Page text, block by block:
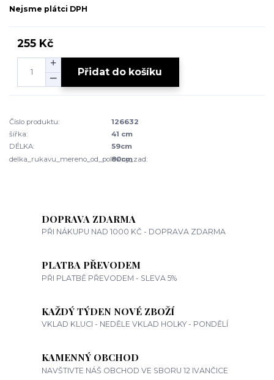
Nejsme plátci DPH
255 Kč
Přidat do košíku
Číslo produktu:
126632
šířka:
41 cm
DÉLKA:
59cm
delka_rukavu_mereno_od_poloviny_zad:
80cm
DOPRAVA ZDARMA
PŘI NÁKUPU NAD 1000 KČ - DOPRAVA ZDARMA
PLATBA PŘEVODEM
PŘI PLATBĚ PŘEVODEM - SLEVA 5%
KAŽDÝ TÝDEN NOVÉ ZBOŽÍ
VKLAD KLUCI - NEDĚLE VKLAD HOLKY - PONDĚLÍ
KAMENNÝ OBCHOD
NAVŠTIVTE NÁŠ OBCHOD VE SBORU 12 IVANČICE